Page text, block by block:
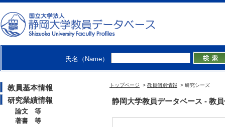
氏名（Name）
教員基本情報
研究業績情報
論文 等
著書 等
トップページ > 教員個別情報 > 研究シーズ
静岡大学教員データベース - 教